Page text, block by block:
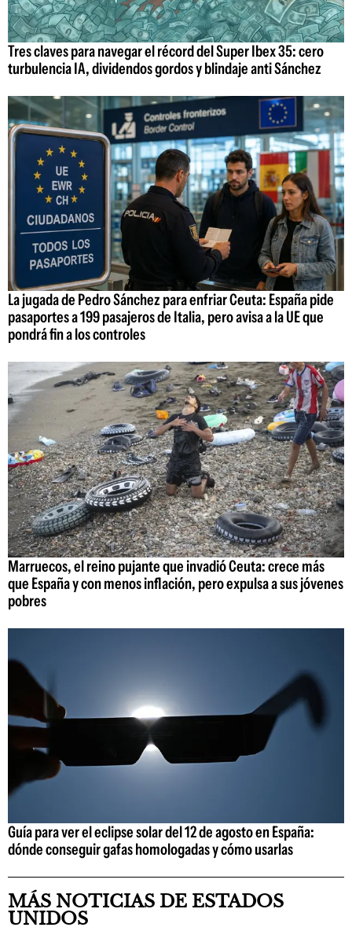
Tres claves para navegar el récord del Super Ibex 35: cero
turbulencia IA, dividendos gordos y blindaje anti Sánchez
La jugada de Pedro Sánchez para enfriar Ceuta: España pide
pasaportes a 199 pasajeros de Italia, pero avisa a la UE que
pondrá fin a los controles
Marruecos, el reino pujante que invadió Ceuta: crece más
que España y con menos inflación, pero expulsa a sus jóvenes
pobres
Guía para ver el eclipse solar del 12 de agosto en España:
dónde conseguir gafas homologadas y cómo usarlas
MÁS NOTICIAS DE ESTADOS
UNIDOS